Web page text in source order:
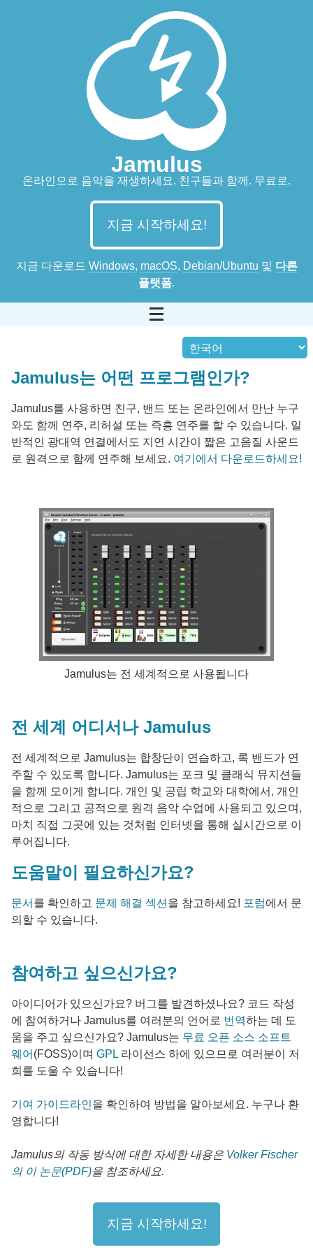
Jamulus
온라인으로 음악을 재생하세요. 친구들과 함께. 무료로.
지금 시작하세요!
지금 다운로드 Windows, macOS, Debian/Ubuntu 및 다른
플랫폼.
Jamulus는 어떤 프로그램인가?
Jamulus를 사용하면 친구, 밴드 또는 온라인에서 만난 누구
와도 함께 연주, 리허설 또는 즉흥 연주를 할 수 있습니다. 일
반적인 광대역 연결에서도 지연 시간이 짧은 고음질 사운드
로 원격으로 함께 연주해 보세요. 여기에서 다운로드하세요!
Jamulus는 전 세계적으로 사용됩니다
전 세계 어디서나 Jamulus
전 세계적으로 Jamulus는 합창단이 연습하고, 록 밴드가 연
주할 수 있도록 합니다. Jamulus는 포크 및 클래식 뮤지션들
을 함께 모이게 합니다. 개인 및 공립 학교와 대학에서, 개인
적으로 그리고 공적으로 원격 음악 수업에 사용되고 있으며,
마치 직접 그곳에 있는 것처럼 인터넷을 통해 실시간으로 이
루어집니다.
도움말이 필요하신가요?
문서 를 확인하고 문제 해결 섹션 을 참고하세요! 포럼에서 문
의할 수 있습니다.
참여하고 싶으신가요?
아이디어가 있으신가요? 버그를 발견하셨나요? 코드 작성
에 참여하거나 Jamulus를 여러분의 언어로 번역하는 데 도
움을 주고 싶으신가요? Jamulus는 무료 오픈 소스 소프트
웨어 (FOSS)이며 GPL 라이선스 하에 있으므로 여러분이 저
희를 도울 수 있습니다!
기여 가이드라인을 확인하여 방법을 알아보세요. 누구나 환
영합니다!
Jamulus의 작동 방식에 대한 자세한 내용은 Volker Fischer
의 이 논문(PDF)을 참조하세요.
지금 시작하세요!